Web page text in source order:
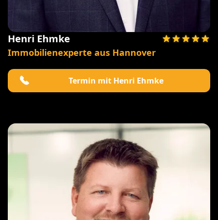
Henri Ehmke
Immobilienexperte aus Hannover
Termin mit Henri Ehmke